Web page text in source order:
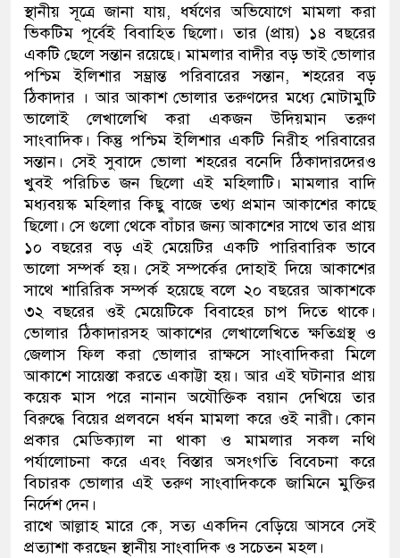
স্থানীয় সূত্রে জানা যায়, ধর্ষণের অভিযোগে মামলা করা
ভিকটিম পূর্বেই বিবাহিত ছিলো। তার (প্রায়) ১৪ বছরের
একটি ছেলে সন্তান রয়েছে। মামলার বাদীর বড় ভাই ভোলার
পশ্চিম ইলিশার সম্ভ্রান্ত পরিবারের সন্তান, শহরের বড়
ঠিকাদার । আর আকাশ ভোলার তরুণদের মধ্যে মোটামুটি
ভালোই লেখালেখি করা একজন উদিয়মান তরুণ
সাংবাদিক। কিন্তু পশ্চিম ইলিশার একটি নিরীহ পরিবারের
সন্তান। সেই সুবাদে ভোলা শহরের বনেদি ঠিকাদারদেরও
খুবই পরিচিত জন ছিলো এই মহিলাটি। মামলার বাদি
মধ্যবয়স্ক মহিলার কিছু বাজে তথ্য প্রমান আকাশের কাছে
ছিলো। সে গুলো থেকে বাঁচার জন্য আকাশের সাথে তার প্রায়
১০ বছরের বড় এই মেয়েটির একটি পারিবারিক ভাবে
ভালো সম্পর্ক হয়। সেই সম্পর্কের দোহাই দিয়ে আকাশের
সাথে শারিরিক সম্পর্ক হয়েছে বলে ২০ বছরের আকাশকে
৩২ বছরের ওই মেয়েটিকে বিবাহের চাপ দিতে থাকে।
ভোলার ঠিকাদারসহ আকাশের লেখালেখিতে ক্ষতিগ্রস্থ ও
জেলাস ফিল করা ভোলার রাক্ষসে সাংবাদিকরা মিলে
আকাশে সায়েস্তা করতে একাট্টা হয়। আর এই ঘটানার প্রায়
কয়েক মাস পরে নানান অযৌক্তিক বয়ান দেখিয়ে তার
বিরুদ্ধে বিয়ের প্রলবনে ধর্ষন মামলা করে ওই নারী। কোন
প্রকার মেডিক্যাল না থাকা ও মামলার সকল নথি
পর্যালোচনা করে এবং বিস্তার অসংগতি বিবেচনা করে
বিচারক ভোলার এই তরুণ সাংবাদিককে জামিনে মুক্তির
নির্দেশ দেন।
রাখে আল্লাহ মারে কে, সত্য একদিন বেড়িয়ে আসবে সেই
প্রত্যাশা করছেন স্থানীয় সাংবাদিক ও সচেতন মহল।